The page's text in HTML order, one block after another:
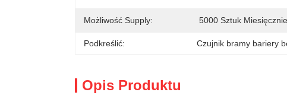
Możliwość Supply: 5000 Sztuk Miesięcznie
Podkreślić: Czujnik bramy bariery
Opis Produktu